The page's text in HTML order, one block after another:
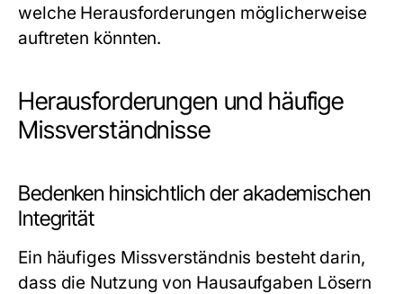
welche Herausforderungen möglicherweise
auftreten könnten.
Herausforderungen und häufige
Missverständnisse
Bedenken hinsichtlich der akademischen
Integrität
Ein häufiges Missverständnis besteht darin,
dass die Nutzung von Hausaufgaben Lösern